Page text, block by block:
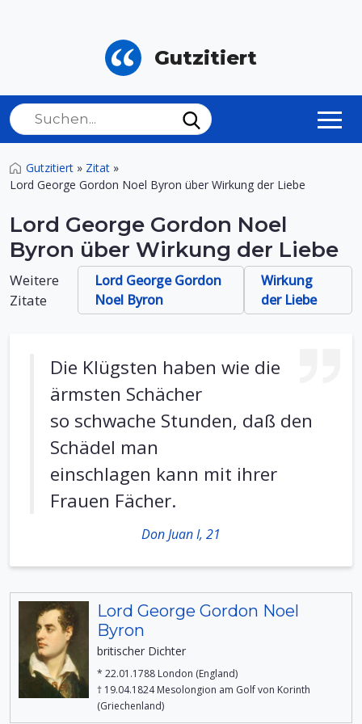
Gutzitiert
Gutzitiert » Zitat »
Lord George Gordon Noel Byron über Wirkung der Liebe
Lord George Gordon Noel
Byron über Wirkung der Liebe
Weitere
Zitate
Lord George Gordon
Noel Byron
Wirkung
der Liebe
Die Klügsten haben wie die
ärmsten Schächer
so schwache Stunden, daß den
Schädel man
einschlagen kann mit ihrer
Frauen Fächer.
Don Juan I, 21
Lord George Gordon Noel
Byron
britischer Dichter
* 22.01.1788 London (England)
† 19.04.1824 Mesolongion am Golf von Korinth
(Griechenland)